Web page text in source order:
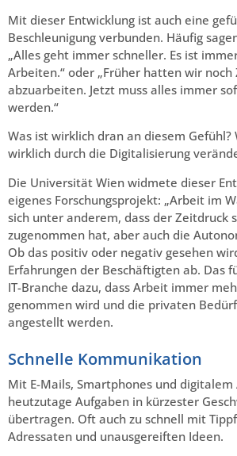
Mit dieser Entwicklung ist auch eine
Beschleunigung verbunden. Häufig
„Alles geht immer schneller. Es ist
Arbeiten.“ oder „Früher hatten wir noch
abzuarbeiten. Jetzt muss alles immer
werden.“
Was ist wirklich dran an diesem Gefühl?
wirklich durch die Digitalisierung
Die Universität Wien widmete dieser
eigenes Forschungsprojekt: „Arbeit im
sich unter anderem, dass der Zeitdruck
zugenommen hat, aber auch die
Ob das positiv oder negativ gesehen
Erfahrungen der Beschäftigten ab. Das
IT-Branche dazu, dass Arbeit immer
genommen wird und die privaten
angestellt werden.
Schnelle Kommunikation
Mit E-Mails, Smartphones und
heutzutage Aufgaben in kürzester
übertragen. Oft auch zu schnell mit
Adressaten und unausgereiften Ideen.